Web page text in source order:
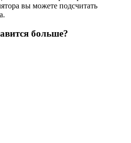
вы можете подсчитать
больше?